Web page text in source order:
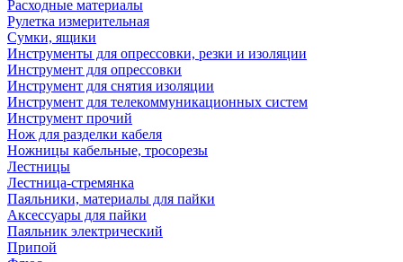
Расходные материалы
Рулетка измерительная
Сумки, ящики
Инструменты для опрессовки, резки и изоляции
Инструмент для опрессовки
Инструмент для снятия изоляции
Инструмент для телекоммуникационных систем
Инструмент прочий
Нож для разделки кабеля
Ножницы кабельные, тросорезы
Лестницы
Лестница-стремянка
Паяльники, материалы для пайки
Аксессуары для пайки
Паяльник электрический
Припой